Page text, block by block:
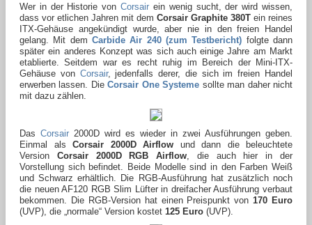
Wer in der Historie vonCorsair ein wenig sucht, der wird wissen,
dass vor etlichen Jahren mit dem Corsair Graphite 380T ein reines
ITX-Gehäuse angekündigt wurde, aber nie in den freien Handel
gelang. Mit dem Carbide Air 240 (zum Testbericht) folgte dann
später ein anderes Konzept was sich auch einige Jahre am Markt
etablierte. Seitdem war es recht ruhig im Bereich der Mini-ITX-
Gehäuse von Corsair, jedenfalls derer, die sich im freien Handel
erwerben lassen. DieCorsair One Systeme sollte man daher nicht
mit dazu zählen.
Das Corsair 2000D wird es wieder in zwei Ausführungen geben.
Einmal als Corsair 2000D Airflow und dann die beleuchtete
Version Corsair 2000D RGB Airflow , die auch hier in der
Vorstellung sich befindet. Beide Modelle sind in den Farben Weiß
und Schwarz erhältlich. Die RGB-Ausführung hat zusätzlich noch
die neuen AF120 RGB Slim Lüfter in dreifacher Ausführung verbaut
bekommen. Die RGB-Version hat einen Preispunkt von 170 Euro
(UVP), die „normale“ Version kostet 125 Euro (UVP).